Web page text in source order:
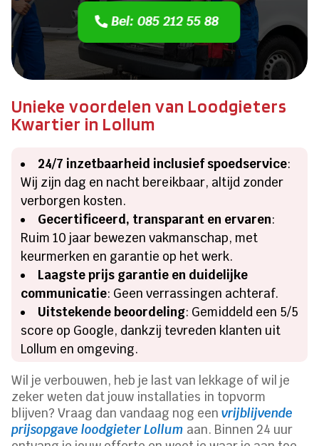
Bel: 085 212 55 88
Unieke voordelen van Loodgieters
Kwartier in Lollum
24/7 inzetbaarheid inclusief spoedservice:
Wij zijn dag en nacht bereikbaar, altijd zonder
verborgen kosten.
Gecertificeerd, transparant en ervaren:
Ruim 10 jaar bewezen vakmanschap, met
keurmerken en garantie op het werk.
Laagste prijs garantie en duidelijke
communicatie: Geen verrassingen achteraf.
Uitstekende beoordeling: Gemiddeld een 5/5
score op Google, dankzij tevreden klanten uit
Lollum en omgeving.
Wil je verbouwen, heb je last van lekkage of wil je
zeker weten dat jouw installaties in topvorm
blijven? Vraag dan vandaag nog eenvrijblijvende
prijsopgave loodgieter Lollum aan. Binnen 24 uur